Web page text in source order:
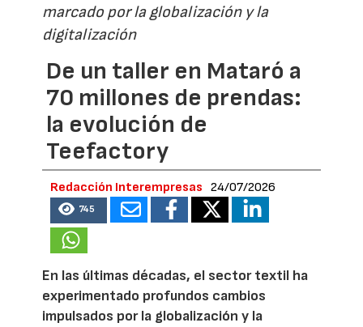
marcado por la globalización y la
digitalización
De un taller en Mataró a
70 millones de prendas:
la evolución de
Teefactory
Redacción Interempresas 24/07/2026
745
En las últimas décadas, el sector textil ha
experimentado profundos cambios
impulsados por la globalización y la